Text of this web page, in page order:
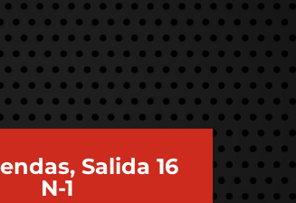
Salida 16
N-1